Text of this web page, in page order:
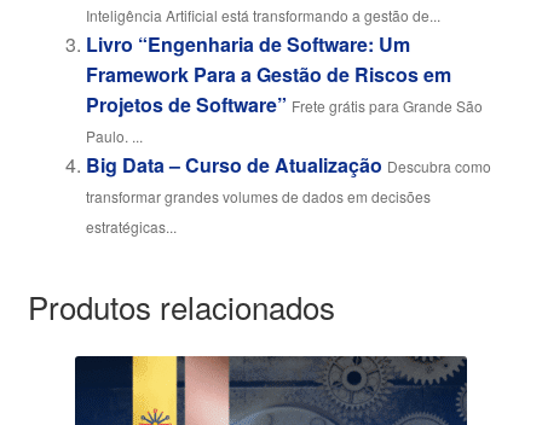
Inteligência Artificial está transformando a gestão de...
Livro “Engenharia de Software: Um
Framework Para a Gestão de Riscos em
Projetos de Software” Frete grátis para Grande São
Paulo. ...
Big Data – Curso de Atualização Descubra como
transformar grandes volumes de dados em decisões
estratégicas...
Produtos relacionados